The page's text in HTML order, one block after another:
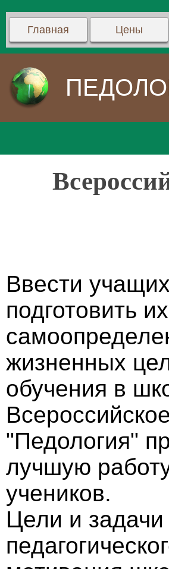
Главная Цены
Ввести
подготовить
жизненных
обучения в
"Педология"
лучшую
учеников.
Цели и задачи